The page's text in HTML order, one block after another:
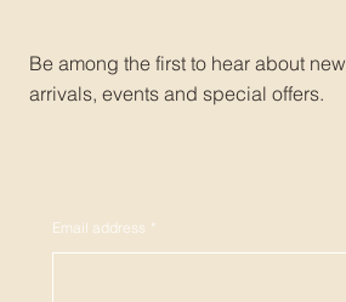
Be among the first to hear about new
arrivals, events and special offers.
Email address *